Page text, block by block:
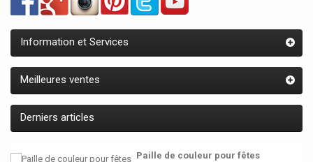
Information et Services
Meilleures ventes
Derniers articles
Paille de couleur pour fêtes